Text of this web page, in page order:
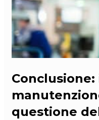
questione